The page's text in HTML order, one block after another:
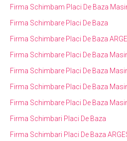
Firma Schimbam Placi De Baza
Firma Schimbare Placi De Baza
Firma Schimbare Placi De Baza
Firma Schimbare Placi De Baza
Firma Schimbare Placi De Baza
Firma Schimbare Placi De Baza
Firma Schimbare Placi De Baza
Firma Schimbari Placi De Baza
Firma Schimbari Placi De Baza